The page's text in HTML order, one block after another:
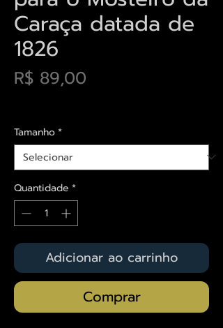
Caraça datada de
1826
R$ 89,00
Tamanho*
Quantidade *
Adicionar ao carrinho
Comprar